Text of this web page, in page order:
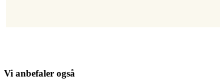
Nem
Vi anbefaler også